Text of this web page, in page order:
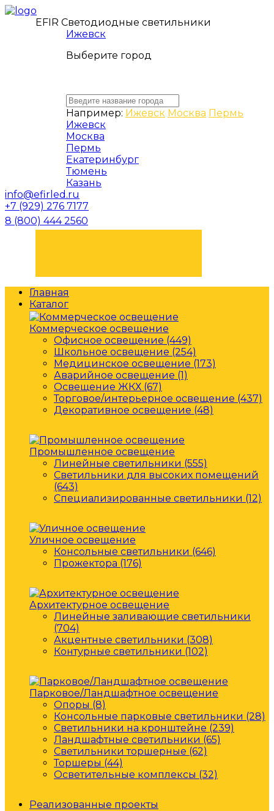
EFIR Светодиодные светильники
Ижевск
Выберите город
Например: Ижевск Москва Пермь
Ижевск
Москва
Пермь
Екатеринбург
Тюмень
Казань
info@efirled.ru
+7 (929) 276 7177
8 (800) 444 2560
Главная
Каталог
Коммерческое освещение
Офисное освещение (449)
Школьное освещение (254)
Медицинское освещение (173)
Аварийное освещение (1)
Освещение ЖКХ (67)
Торговое/интерьерное освещение (437)
Декоративное освещение (48)
Промышленное освещение
Линейные светильники (555)
Светильники для высоких помещений
(643)
Специализированные светильники (12)
Уличное освещение
Консольные светильники (646)
Прожектора (176)
Архитектурное освещение
Линейные заливающие светильники
(704)
Акцентные светильники (308)
Контурные светильники (102)
Парковое/Ландшафтное освещение
Опоры (8)
Консольные парковые светильники (28)
Светильники на кронштейне (239)
Ландшафтные светильники (65)
Светильники торшерные (62)
Торшеры (44)
Осветительные комплексы (32)
Реализованные проекты